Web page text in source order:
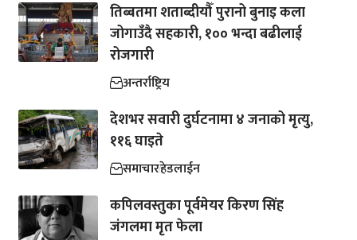
तिब्बतमा शताब्दीयौँ पुरानो बुनाइ कला
जोगाउँदै सहकारी, १०० भन्दा बढीलाई
रोजगारी
अन्तर्राष्ट्रिय
देशभर सवारी दुर्घटनामा ४ जनाको मृत्यु,
११६ घाइते
समाचारहेडलाईन
कपिलवस्तुका पूर्वमेयर किरण सिंह
जंगलमा मृत फेला